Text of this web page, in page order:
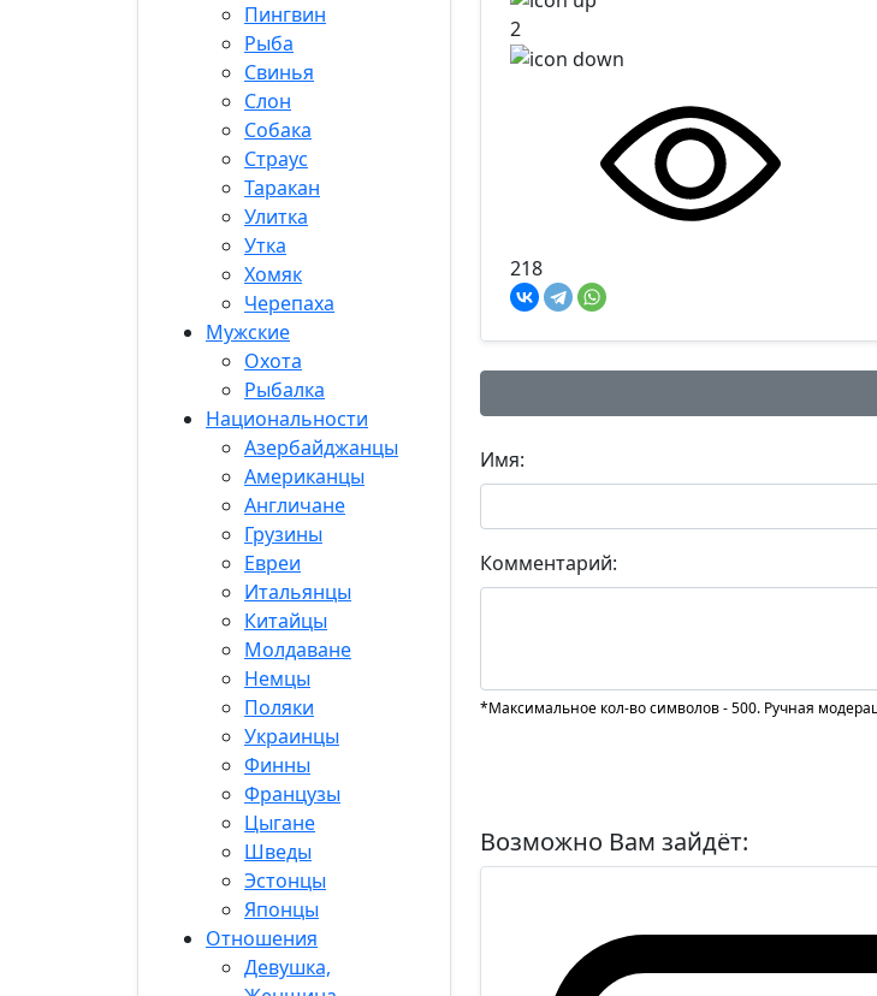
Пингвин
Рыба
Свинья
Слон
Собака
Страус
Таракан
Улитка
Утка
Хомяк
Черепаха
Мужские
Охота
Рыбалка
Национальности
Азербайджанцы
Американцы
Англичане
Грузины
Евреи
Итальянцы
Китайцы
Молдаване
Немцы
Поляки
Украинцы
Финны
Французы
Цыгане
Шведы
Эстонцы
Японцы
Отношения
Девушка,
2
218
Имя:
Комментарий:
*Максимальное кол-во символов - 500. Ручная
Возможно Вам зайдёт: